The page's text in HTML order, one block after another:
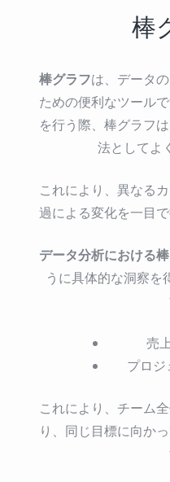
棒
棒グラフは、データ
ための便利なツール
を行う際、棒グラフ
法としてよ
これにより、異なる
過による変化を一目
データ分析における
うに具体的な洞察を
売
プロ
これにより、チーム
り、同じ目標に向か